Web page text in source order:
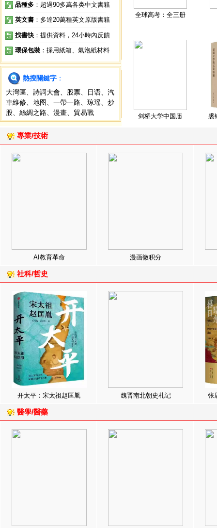
品種多 ：超過90多萬各类中文書籍
英文書 ：多達20萬種英文原版書籍
找書快 ：提供資料，24小時內反饋
環保包裝 ：採用紙箱、氣泡紙材料
熱搜關鍵字 ：
大灣區
詩詞大會 股票 日语
汽
車維修
地图 一帶一路 琼瑶
炒
股
絲綢之路 漫畫 貿易戰
全球高考：全三册
剑桥大学中国庙 裘
專業/技術
AI教育革命 漫画微积分
社科/哲史
开太平：宋太祖赵匡胤 魏晋南北朝史札记 张
醫學/醫藥